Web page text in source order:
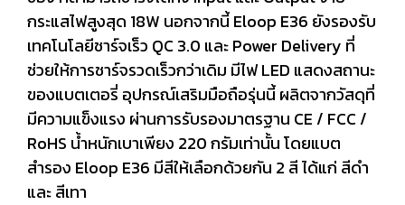
กระแสไฟสูงสุด 18W นอกจากนี้ Eloop E36 ยังรองรับ
เทคโนโลยีชาร์จเร็ว QC 3.0 และ Power Delivery ที่
ช่วยให้การชาร์จรวดเร็วกว่าเดิม มีไฟ LED แสดงสถานะ
ของแบตเตอรี่ อุปกรณ์เสริมมือถือรุ่นนี้ ผลิตจากวัสดุที่
มีความแข็งแรง ผ่านการรับรองมาตรฐาน CE / FCC /
RoHS น้ำหนักเบาเพียง 220 กรัมเท่านั้น โดยแบต
สำรอง Eloop E36 มีสีให้เลือกด้วยกัน 2 สี ได้แก่ สีดำ
และ สีเทา